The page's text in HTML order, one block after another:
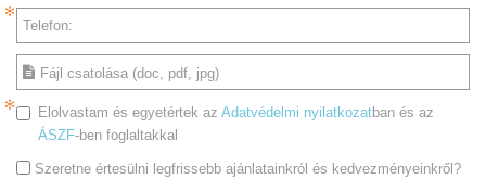
Telefon:
Fájl csatolása (doc, pdf, jpg)
Elolvastam és egyetértek az Adatvédelmi nyilatkozatban és az
ÁSZF-ben foglaltakkal
Szeretne értesülni legfrissebb ajánlatainkról és kedvezményeinkről?